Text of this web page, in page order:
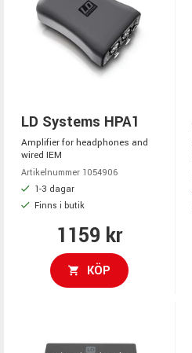
LD Systems HPA1
Amplifier for headphones and
wired IEM
Artikelnummer 1054906
1-3 dagar
Finns i butik
1159 kr
KÖP